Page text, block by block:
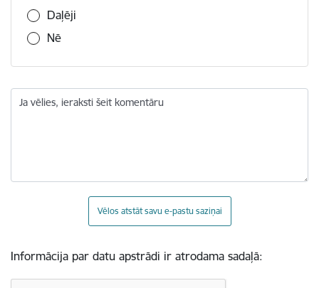
Daļēji
Nē
Ja vēlies, ieraksti šeit komentāru
Vēlos atstāt savu e-pastu saziņai
Informācija par datu apstrādi ir atrodama sadaļā: